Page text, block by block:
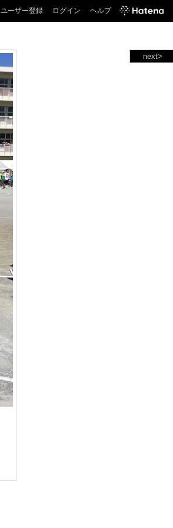
ユーザー登録 ログイン ヘルプ
next>